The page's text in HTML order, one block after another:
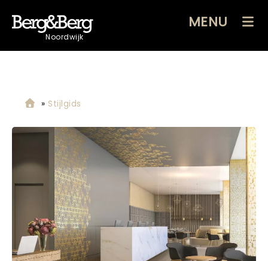
Noordwijk
MENU
» Stijlgids